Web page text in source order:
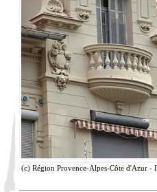
(c) Région Provence-Alpes-Côte d'Azur -